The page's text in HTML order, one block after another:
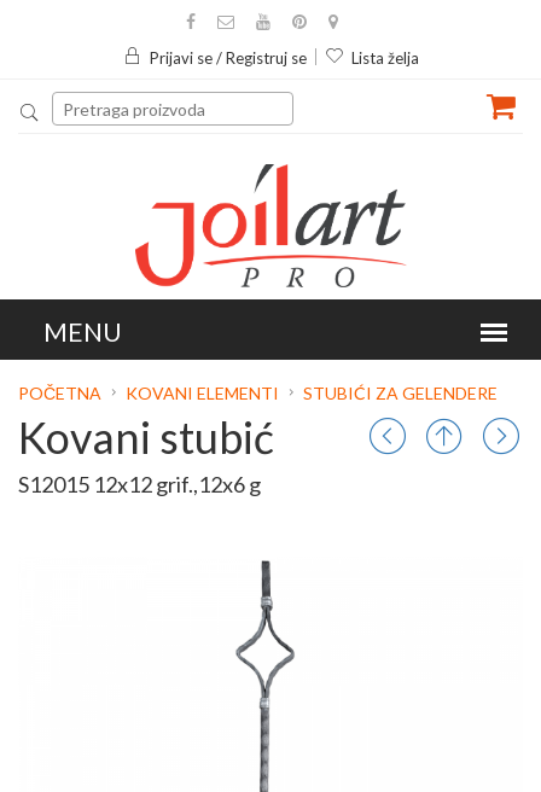
Prijavi se / Registruj se Lista želja
POČETNA KOVANI ELEMENTI STUBIĆI ZA GELENDERE
Kovani stubić
S12015 12x12 grif.,12x6 g